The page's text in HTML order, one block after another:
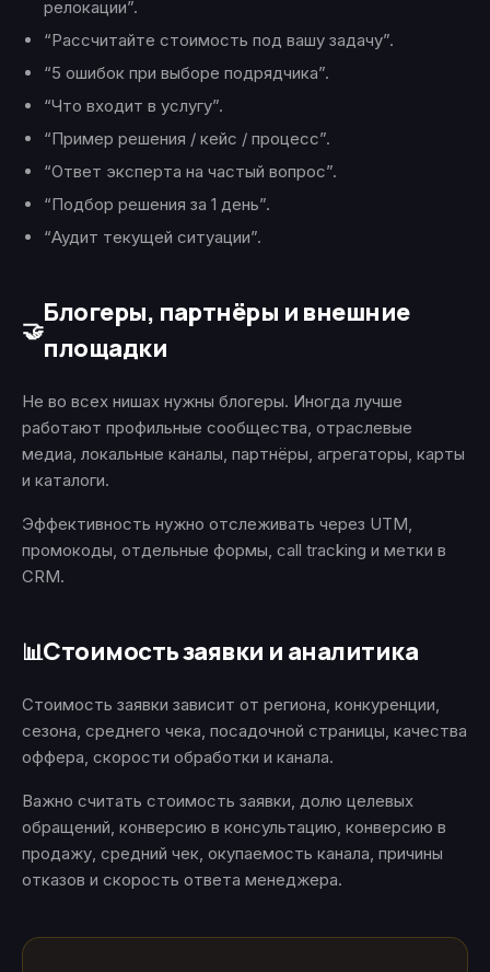
релокации”.
“Рассчитайте стоимость под вашу задачу”.
“5 ошибок при выборе подрядчика”.
“Что входит в услугу”.
“Пример решения / кейс / процесс”.
“Ответ эксперта на частый вопрос”.
“Подбор решения за 1 день”.
“Аудит текущей ситуации”.
🤝
Блогеры, партнёры и внешние
площадки
Не во всех нишах нужны блогеры. Иногда лучше
работают профильные сообщества, отраслевые
медиа, локальные каналы, партнёры, агрегаторы, карты
и каталоги.
Эффективность нужно отслеживать через UTM,
промокоды, отдельные формы, call tracking и метки в
CRM.
📊Стоимость заявки и аналитика
Стоимость заявки зависит от региона, конкуренции,
сезона, среднего чека, посадочной страницы, качества
оффера, скорости обработки и канала.
Важно считать стоимость заявки, долю целевых
обращений, конверсию в консультацию, конверсию в
продажу, средний чек, окупаемость канала, причины
отказов и скорость ответа менеджера.